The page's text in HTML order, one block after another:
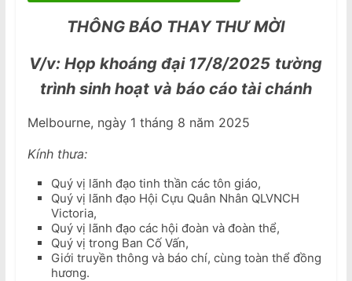
THÔNG BÁO THAY THƯ MỜI
V/v: Họp khoáng đại 17/8/2025 tường
trình sinh hoạt và báo cáo tài chánh
Melbourne, ngày 1 tháng 8 năm 2025
Kính thưa:
Quý vị lãnh đạo tinh thần các tôn giáo,
Quý vị lãnh đạo Hội Cựu Quân Nhân QLVNCH
Victoria,
Quý vị lãnh đạo các hội đoàn và đoàn thể,
Quý vị trong Ban Cố Vấn,
Giới truyền thông và báo chí, cùng toàn thể đồng
hương.